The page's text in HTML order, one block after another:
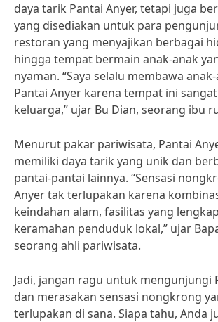
daya tarik Pantai Anyer, tetapi juga
yang disediakan untuk para
restoran yang menyajikan berbagai
hingga tempat bermain anak-anak
nyaman. “Saya selalu membawa
Pantai Anyer karena tempat ini
keluarga,” ujar Bu Dian, seorang ibu
Menurut pakar pariwisata, Pantai
memiliki daya tarik yang unik dan
pantai-pantai lainnya. “Sensasi
Anyer tak terlupakan karena
keindahan alam, fasilitas yang
keramahan penduduk lokal,” ujar
seorang ahli pariwisata.
Jadi, jangan ragu untuk mengunjungi
dan merasakan sensasi nongkrong
terlupakan di sana. Siapa tahu, Anda